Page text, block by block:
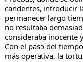
candentes, introducir
permanecer largo
no resultaba
consideraba inocente
Con el paso del
más operativa, la